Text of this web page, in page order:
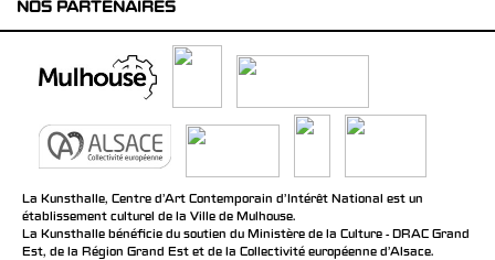
NOS PARTENAIRES
La Kunsthalle, Centre d’Art Contemporain d’Intérêt National est un
établissement culturel de la Ville de Mulhouse.
La Kunsthalle bénéficie du soutien du Ministère de la Culture - DRAC Grand
Est, de la Région Grand Est et de la Collectivité européenne d’Alsace.